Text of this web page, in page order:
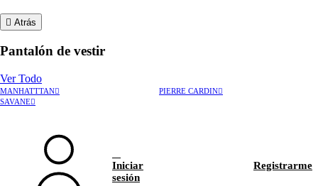
Atrás
Pantalón de vestir
Ver Todo
MANHATTTAN
PIERRE CARDIN
SAVANE
Iniciar
sesión
Registrarme
Hablar con asesor